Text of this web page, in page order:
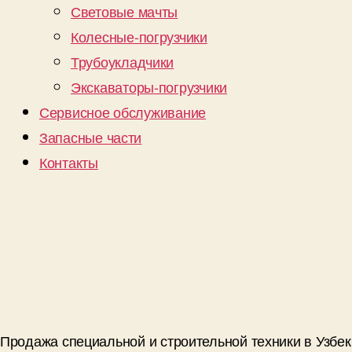
Световые мачты
Колесные-погрузчики
Трубоукладчики
Экскаваторы-погрузчики
Сервисное обслуживание
Запасные части
Контакты
Продажа специальной и строительной техники в